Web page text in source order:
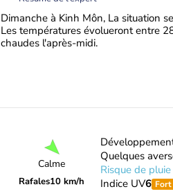
Dimanche à Kinh Môn, La situation
Les températures évolueront entre
chaudes l'après-midi.
Calme
Rafales10 km/h
Quelques
Risque de pluie
Indice UV6 Fort